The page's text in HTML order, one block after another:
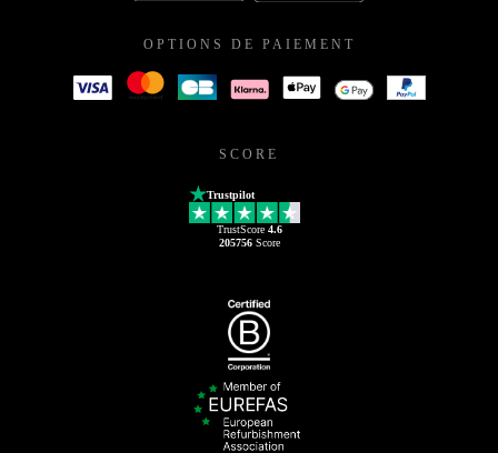
OPTIONS DE PAIEMENT
SCORE
Trustpilot
TrustScore 4.6
205756Score